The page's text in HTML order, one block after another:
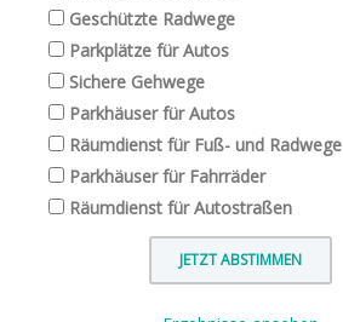
Geschützte Radwege
Parkplätze für Autos
Sichere Gehwege
Parkhäuser für Autos
Räumdienst für Fuß- und Radwege
Parkhäuser für Fahrräder
Räumdienst für Autostraßen